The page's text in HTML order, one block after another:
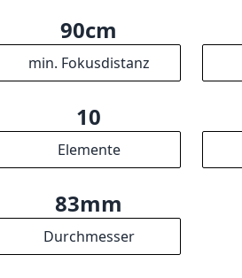
Technische
135mm
min. Brennweite
f2
max. Blende (max. zoom)
90cm